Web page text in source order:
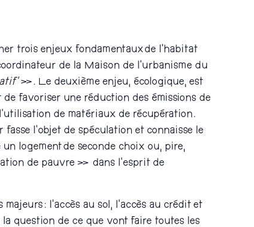
trois enjeux fondamentaux de l’habitat
de la Maison de l’urbanisme du
». Le deuxième enjeu, écologique, est
favoriser une réduction des émissions de
de matériaux de récupération.
l’objet de spéculation et connaisse le
logement de seconde choix ou, pire,
de pauvre » dans l’esprit de
: l’accès au sol, l’accès au crédit et
la question de ce que vont faire toutes les